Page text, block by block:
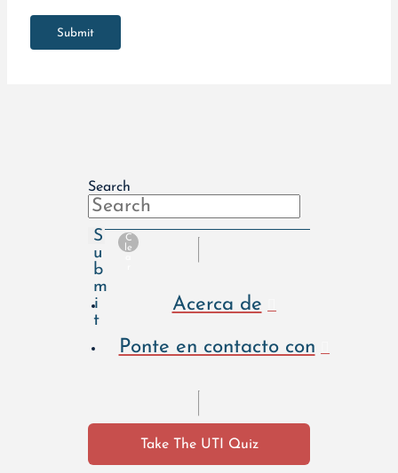
Submit
Search
S
u
b
m
i
t
C
le
Acerca de
Ponte en contacto con
Take The UTI Quiz